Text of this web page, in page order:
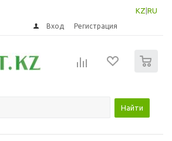
KZ RU
Вход Регистрация
Найти